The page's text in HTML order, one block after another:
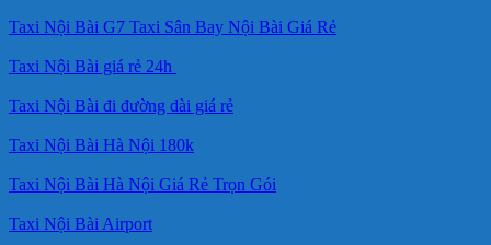
Taxi Nội Bài G7 Taxi Sân Bay Nội Bài Giá Rẻ
Taxi Nội Bài giá rẻ 24h
Taxi Nội Bài đi đường dài giá rẻ
Taxi Nội Bài Hà Nội 180k
Taxi Nội Bài Hà Nội Giá Rẻ Trọn Gói
Taxi Nội Bài Airport